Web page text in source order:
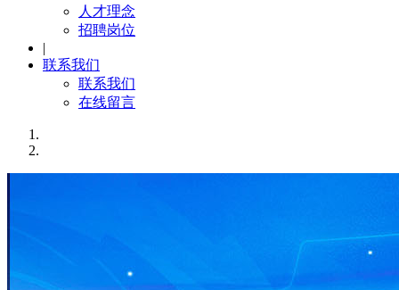
人才理念
招聘岗位
|
联系我们
联系我们
在线留言